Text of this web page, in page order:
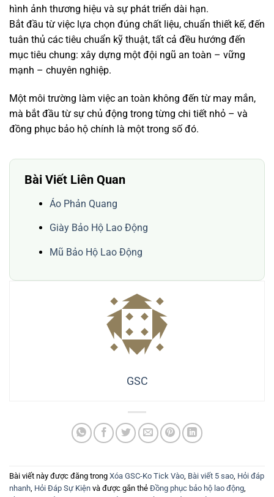
hình ảnh thương hiệu và sự phát triển dài hạn.
Bắt đầu từ việc lựa chọn đúng chất liệu, chuẩn thiết kế, đến
tuân thủ các tiêu chuẩn kỹ thuật, tất cả đều hướng đến
mục tiêu chung: xây dựng một đội ngũ an toàn – vững
mạnh – chuyên nghiệp.
Một môi trường làm việc an toàn không đến từ may mắn,
mà bắt đầu từ sự chủ động trong từng chi tiết nhỏ – và
đồng phục bảo hộ chính là một trong số đó.
Bài Viết Liên Quan
Áo Phản Quang
Giày Bảo Hộ Lao Động
Mũ Bảo Hộ Lao Động
GSC
Bài viết này được đăng trong Xóa GSC-Ko Tick Vào, Bài viết 5 sao, Hỏi đáp
nhanh, Hỏi Đáp Sự Kiện và được gắn thẻ Đồng phục bảo hộ lao động,